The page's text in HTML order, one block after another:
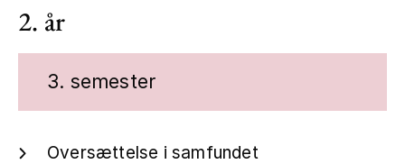
2. år
3. semester
Oversættelse i samfundet